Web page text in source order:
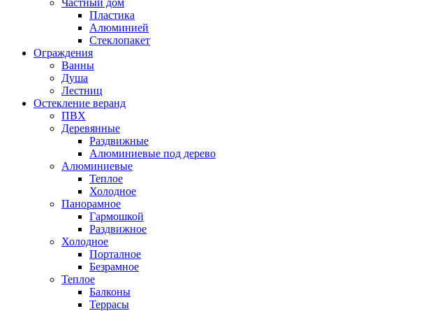
Частный дом
Пластика
Алюминией
Стеклопакет
Ограждения
Ванны
Душа
Лестниц
Остекление веранд
ПВХ
Деревянные
Раздвижные
Алюминиевые под дерево
Алюминиевые
Теплое
Холодное
Панорамное
Гармошкой
Раздвижное
Холодное
Порталное
Безрамное
Теплое
Балконы
Террасы